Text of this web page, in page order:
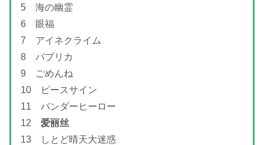
5 海の幽霊
6 眼福
7 アイネクライム
8 パプリカ
9 ごめんね
10 ピースサイン
11 バンダーヒーロー
12 爱丽丝
13 しとど晴天大迷惑